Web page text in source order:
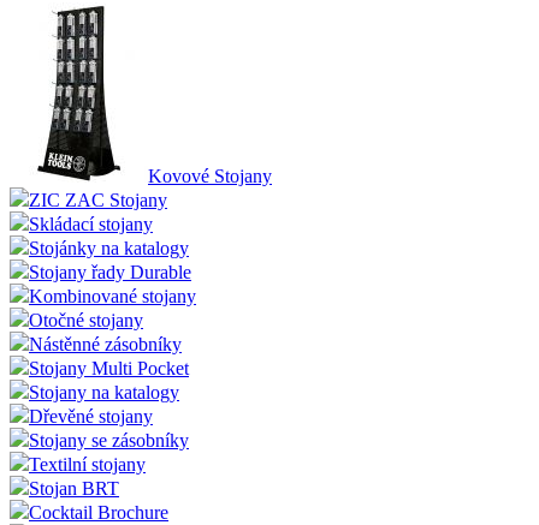
Kovové Stojany
ZIC ZAC Stojany
Skládací stojany
Stojánky na katalogy
Stojany řady Durable
Kombinované stojany
Otočné stojany
Nástěnné zásobníky
Stojany Multi Pocket
Stojany na katalogy
Dřevěné stojany
Stojany se zásobníky
Textilní stojany
Stojan BRT
Cocktail Brochure